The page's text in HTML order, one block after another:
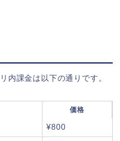
内課金は以下の通りです。
価格
¥800